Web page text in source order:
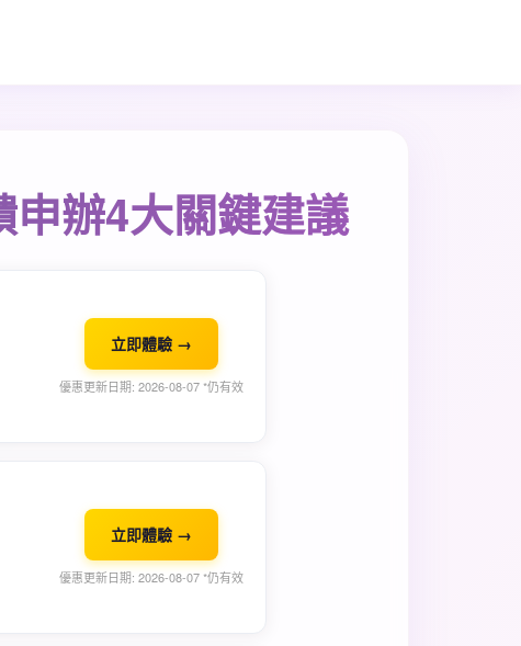
辦4大關鍵建議
立即體驗 →
優惠更新日期: 2026-08-07 *仍有效
立即體驗 →
優惠更新日期: 2026-08-07 *仍有效